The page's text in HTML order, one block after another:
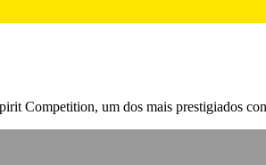
Competition, um dos mais prestigiados